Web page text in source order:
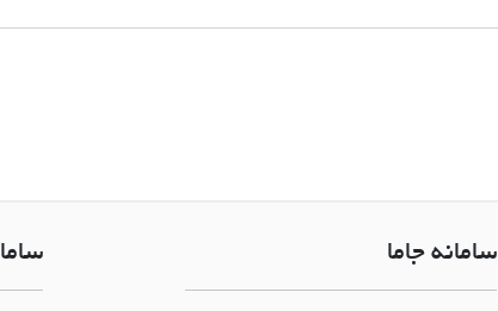
سامانه جاما